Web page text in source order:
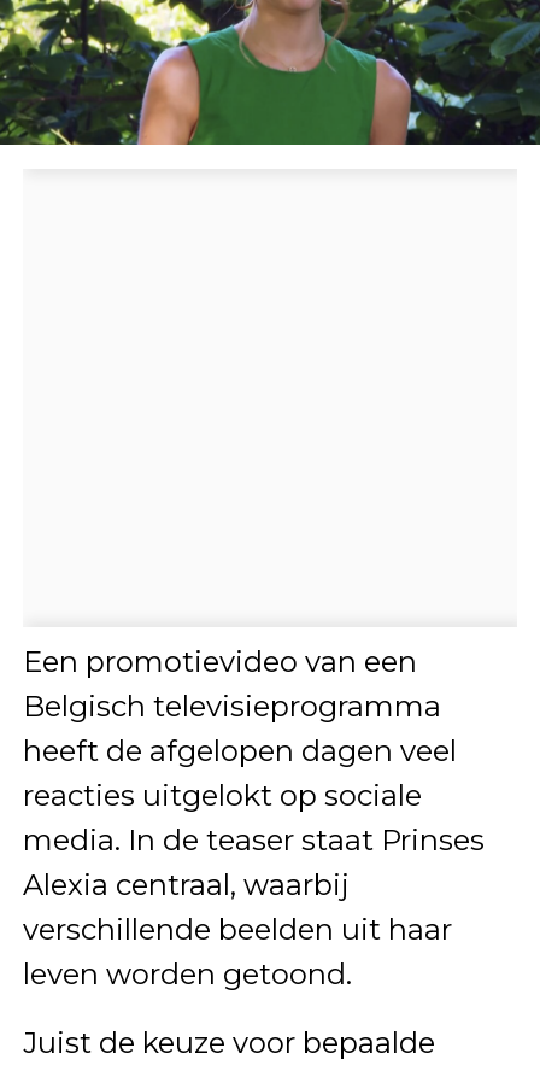
Een promotievideo van een
Belgisch televisieprogramma
heeft de afgelopen dagen veel
reacties uitgelokt op sociale
media. In de teaser staat Prinses
Alexia centraal, waarbij
verschillende beelden uit haar
leven worden getoond.
Juist de keuze voor bepaalde